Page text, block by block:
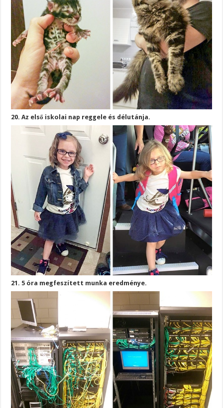
20. Az első iskolai nap reggele és délutánja.
21. 5 óra megfeszített munka eredménye.